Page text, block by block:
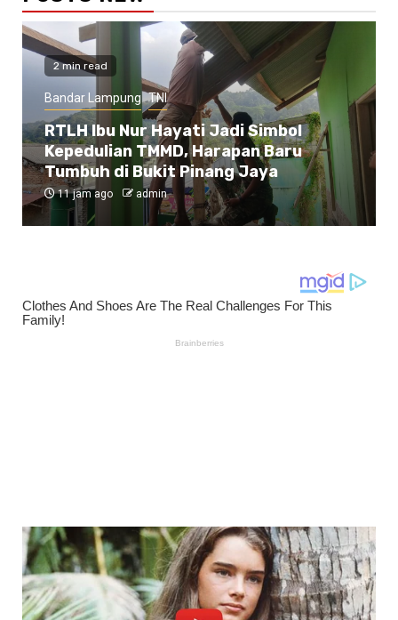
2 min read
Bandar Lampung TNI
RTLH Ibu Nur Hayati Jadi Simbol
Kepedulian TMMD, Harapan Baru
Tumbuh di Bukit Pinang Jaya
11 jam ago admin